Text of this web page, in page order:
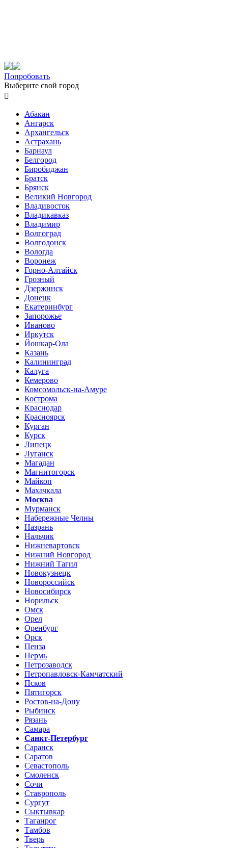
Попробовать
Выберите свой город

Абакан
Ангарск
Архангельск
Астрахань
Барнаул
Белгород
Биробиджан
Братск
Брянск
Великий Новгород
Владивосток
Владикавказ
Владимир
Волгоград
Волгодонск
Вологда
Воронеж
Горно-Алтайск
Грозный
Дзержинск
Донецк
Екатеринбург
Запорожье
Иваново
Иркутск
Йошкар-Ола
Казань
Калининград
Калуга
Кемерово
Комсомольск-на-Амуре
Кострома
Краснодар
Красноярск
Курган
Курск
Липецк
Луганск
Магадан
Магнитогорск
Майкоп
Махачкала
Москва
Мурманск
Набережные Челны
Назрань
Нальчик
Нижневартовск
Нижний Новгород
Нижний Тагил
Новокузнецк
Новороссийск
Новосибирск
Норильск
Омск
Орел
Оренбург
Орск
Пенза
Пермь
Петрозаводск
Петропавловск-Камчатский
Псков
Пятигорск
Ростов-на-Дону
Рыбинск
Рязань
Самара
Санкт-Петербург
Саранск
Саратов
Севастополь
Смоленск
Сочи
Ставрополь
Сургут
Сыктывкар
Таганрог
Тамбов
Тверь